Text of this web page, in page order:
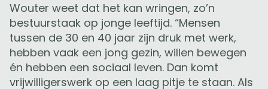
Wouter weet dat het kan wringen, zo’n
bestuurstaak op jonge leeftijd. “Mensen
tussen de 30 en 40 jaar zijn druk met werk,
hebben vaak een jong gezin, willen bewegen
én hebben een sociaal leven. Dan komt
vrijwilligerswerk op een laag pitje te staan. Als